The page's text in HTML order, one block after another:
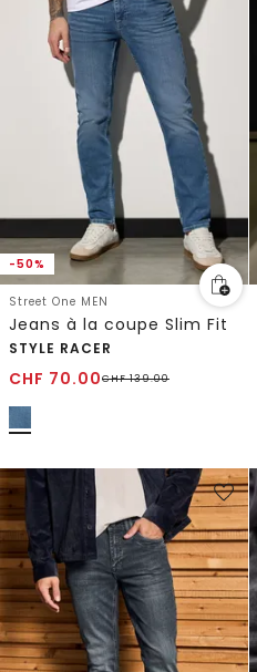
-50%
Street One MEN
Jeans à la coupe Slim Fit
STYLE RACER
CHF 70.00CHF139.00